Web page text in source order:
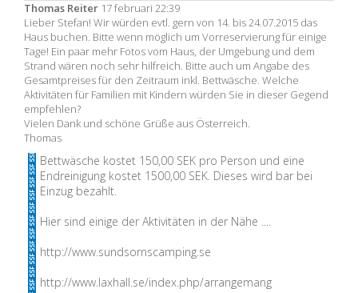
Thomas Reiter 17 februari 22:39
Lieber Stefan! Wir würden evtl. gern von 14. bis 24.07.2015 das
Haus buchen. Bitte wenn möglich um Vorreservierung für einige
Tage! Ein paar mehr Fotos vom Haus, der Umgebung und dem
Strand wären noch sehr hilfreich. Bitte auch um Angabe des
Gesamtpreises für den Zeitraum inkl. Bettwäsche. Welche
Aktivitäten für Familien mit Kindern würden Sie in dieser Gegend
empfehlen?
Vielen Dank und schöne Grüße aus Österreich.
Thomas
Bettwäsche kostet 150,00 SEK pro Person und eine
Endreinigung kostet 1500,00 SEK. Dieses wird bar bei
Einzug bezahlt.
Hier sind einige der Aktivitäten in der Nähe ....
http://www.sundsornscamping.se
http://www.laxhall.se/index.php/arrangemang